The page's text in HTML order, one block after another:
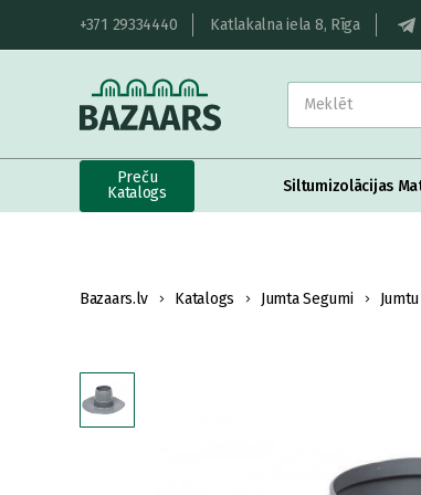
+371 29334440 Katlakalna iela 8, Rīga
Preču
Katalogs
Siltumizolācijas
Bazaars.lv Katalogs Jumta Segumi